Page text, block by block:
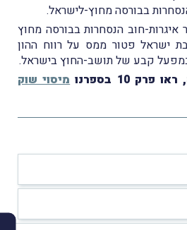
בבורסה מחוץ-לישראל.
איגרות-חוב הנסחרות בבורסה מחוץ
ישראל פטור ממס על רווח ההון
במפעל קבע של תושב-החוץ בישראל.
10 בספרנו
מיסוי שוק